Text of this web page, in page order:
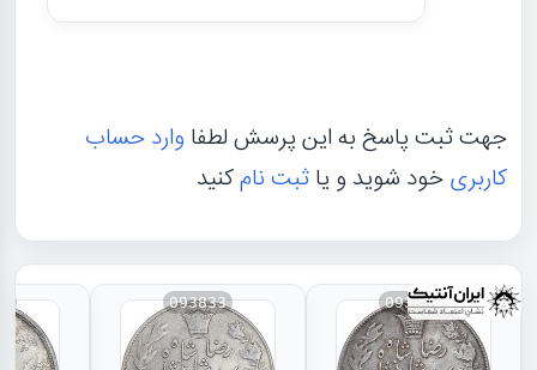
جهت ثبت پاسخ به این پرسش لطفا وارد حساب
کاربریخود شوید و یاثبت نامکنید
093834
093833